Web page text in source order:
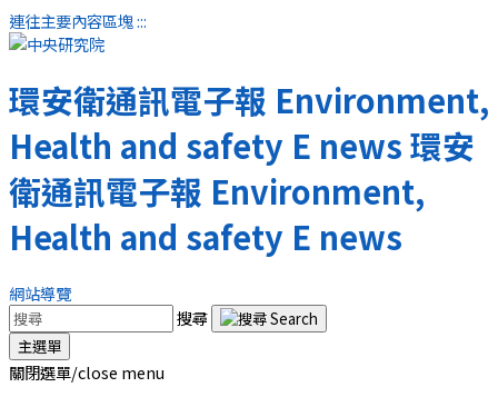
連往主要內容區塊:::
環安衛通訊電子報 Environment,
Health and safety E news環安
衛通訊電子報 Environment,
Health and safety E news
網站導覽
搜尋
主選單
關閉選單/close menu